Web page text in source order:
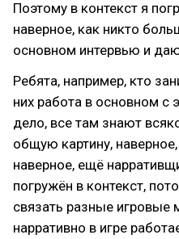
Поэтому в контекст я
наверное, как никто
основном интервью и
Ребята, например, кто
них работа в основном с
дело, все там знают
общую картину,
наверное, ещё
погружён в контекст,
связать разные игровые
нарративно в игре